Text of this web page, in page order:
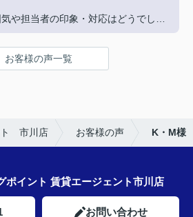
や担当者の印象・対応はどうでした
ュニケーションでやりやすい！
お客様の声一覧
ト 市川店 お客様の声 K・M様
ポイント 賃貸エージェント市川店
お問い合わせ